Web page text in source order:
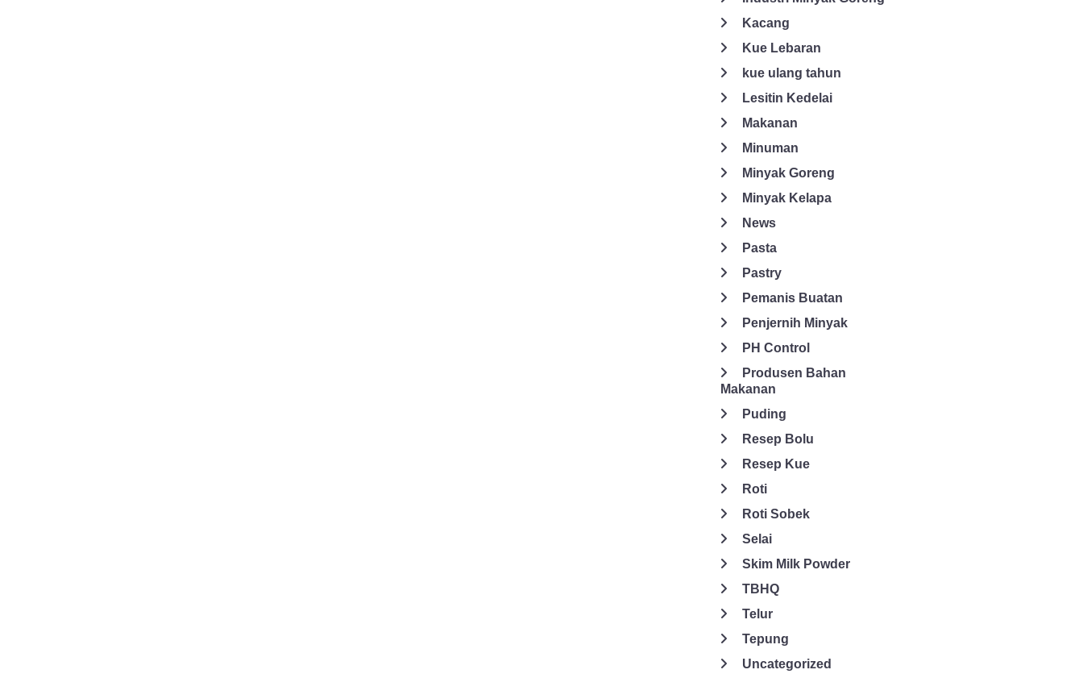
Kacang
Kue Lebaran
kue ulang tahun
Lesitin Kedelai
Makanan
Minuman
Minyak Goreng
Minyak Kelapa
News
Pasta
Pastry
Pemanis Buatan
Penjernih Minyak
PH Control
Produsen Bahan
Makanan
Puding
Resep Bolu
Resep Kue
Roti
Roti Sobek
Selai
Skim Milk Powder
TBHQ
Telur
Tepung
Uncategorized